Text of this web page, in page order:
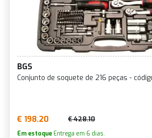
BGS
Conjunto de soquete de 216 peças -
€ 198.20 € 428.10
Em estoque Entrega em 6 dias.